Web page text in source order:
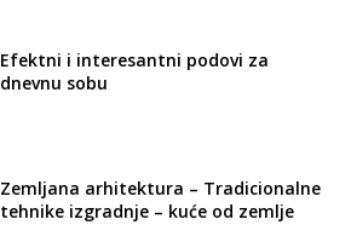
Efektni i interesantni podovi za
dnevnu sobu
Zemljana arhitektura – Tradicionalne
tehnike izgradnje – kuće od zemlje